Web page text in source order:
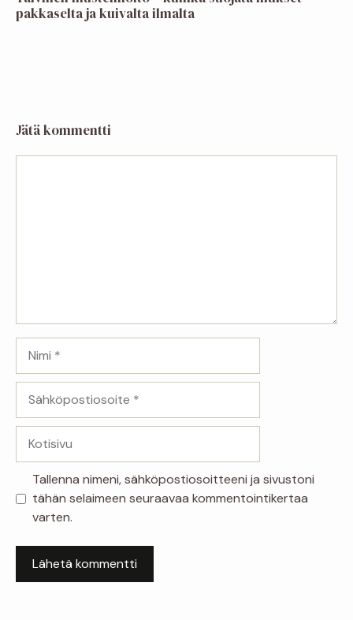
pakkaselta ja kuivalta ilmalta
Jätä kommentti
Tallenna nimeni, sähköpostiosoitteeni ja sivustoni
tähän selaimeen seuraavaa kommentointikertaa
varten.